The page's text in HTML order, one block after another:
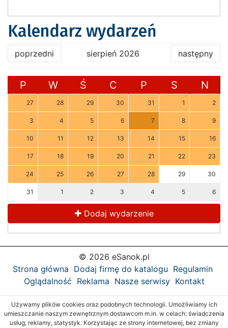
Kalendarz wydarzeń
poprzedni sierpień 2026 następny
P W Ś C P S N
27 28 29 30 31 1 2
3 4 5 6 7 8 9
10 11 12 13 14 15 16
17 18 19 20 21 22 23
24 25 26 27 28 29 30
31 1 2 3 4 5 6
Dodaj wydarzenie
© 2026 eSanok.pl
Strona główna Dodaj firmę do katalogu Regulamin
Oglądalność Reklama Nasze serwisy Kontakt
Używamy plików cookies oraz podobnych technologii. Umożliwiamy ich
umieszczanie naszym zewnętrznym dostawcom m.in. w celach: świadczenia
usług, reklamy, statystyk. Korzystając ze strony internetowej, bez zmiany